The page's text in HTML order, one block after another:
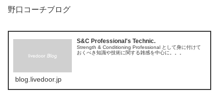
野口コーチブログ
S&C Professional's Technic.
Strength & Conditioning Professional として身に付けて
おくべき知識や技術に関する雑感を中心に。。。
blog.livedoor.jp